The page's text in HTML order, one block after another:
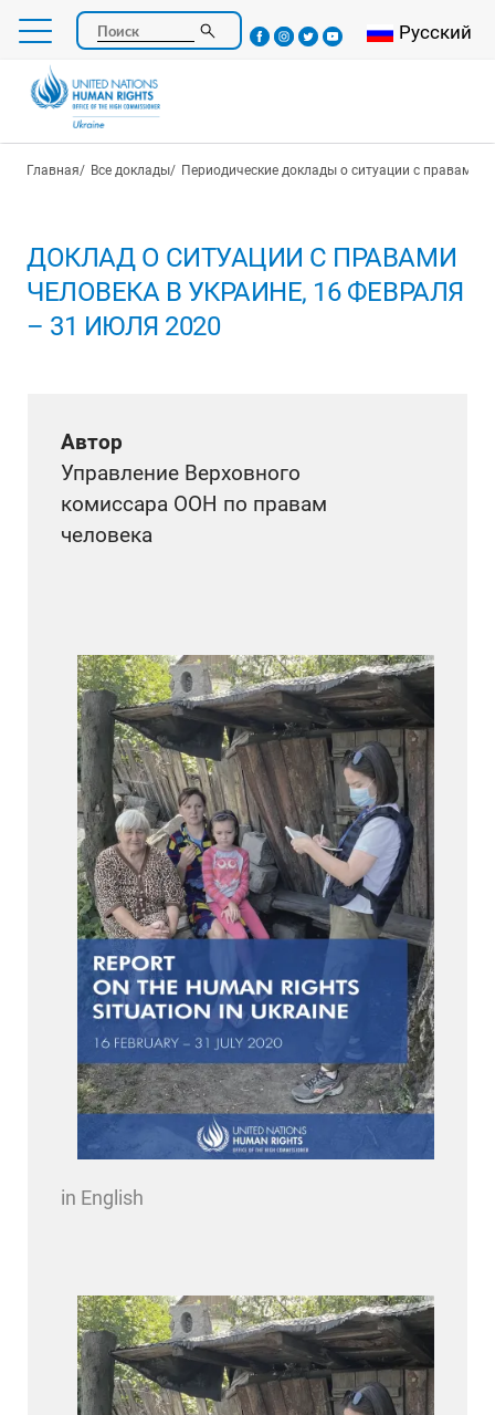
Перейти
основному
содержанию
Поиск Select your
Русский
Строка навигации
Главная Все доклады Периодические доклады о ситуации с правами
ДОКЛАД О СИТУАЦИИ С ПРАВАМИ
ЧЕЛОВЕКА В УКРАИНЕ, 16 ФЕВРАЛЯ
– 31 ИЮЛЯ 2020
Автор
Управление Верховного
комиссара ООН по правам
человека
in English